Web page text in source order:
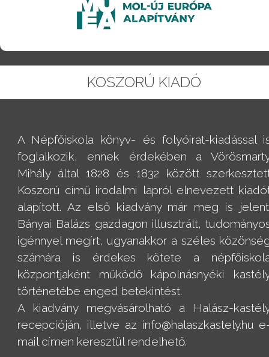
KOSZORÚ KIADÓ
A Népfőiskola könyv- és folyóirat-kiadással
foglalkozik, ennek érdekében a
Mihály által 1828 és 1832 között
Koszorú című irodalmi lapról elnevezett
alapított. Az első kiadvány már meg is
Bányai Balázs gazdagon illusztrált,
igénnyel megírt, ugyanakkor a széles
számára is érdekes kötete a
központjaként működő kápolnásnyéki
történetébe enged betekintést.
A kiadvány megvásárolható a Halász-
recepcióján, illetve az info@halaszkastely.hu
mail címen keresztül rendelhető.